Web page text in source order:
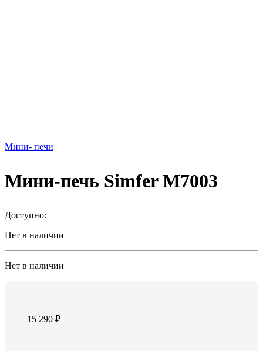
Мини- печи
Мини-печь Simfer М7003
Доступно:
Нет в наличии
Нет в наличии
15 290₽